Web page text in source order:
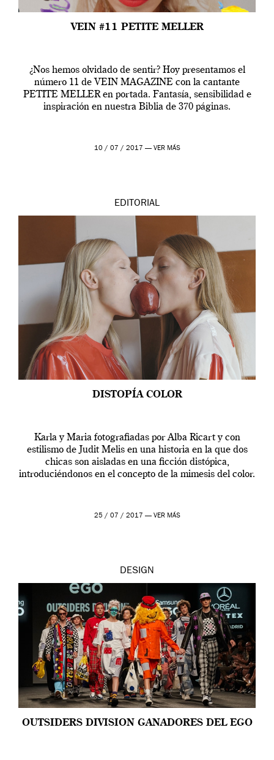
VEIN #11 PETITE MELLER
¿Nos hemos olvidado de sentir? Hoy presentamos el
número 11 de VEIN MAGAZINE con la cantante
PETITE MELLER en portada. Fantasía, sensibilidad e
inspiración en nuestra Biblia de 370 páginas.
10 / 07 / 2017 — VER MÁS
EDITORIAL
DISTOPÍA COLOR
Karla y Maria fotografiadas por Alba Ricart y con
estilismo de Judit Melis en una historia en la que dos
chicas son aisladas en una ficción distópica,
introduciéndonos en el concepto de la mimesis del color.
25 / 07 / 2017 — VER MÁS
DESIGN
OUTSIDERS DIVISION GANADORES DEL EGO